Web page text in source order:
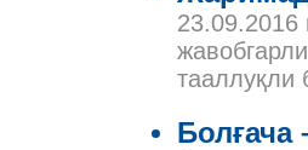
тааллуқли
Болғача